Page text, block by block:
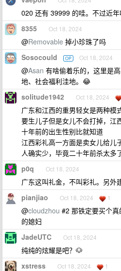
020 还有 39999 的哇。不过近
8355 Oct 18, 2024
@Removable 掉小珍珠了吗
Sosocould OP Oct 18, 2024
@Asan 有啥偷着乐的，这里是
地、社会福利洼地。😂
solitude1942 Oct 18, 2024
广东和江西的重男轻女是两种模
要生儿子但是女儿不会打掉，江
十年前的出生性别比就知道
江西彩礼高一方面是卖女儿给儿
人确实少，毕竟二十年前杀太多
p0q Oct 18, 2024
广东这叫礼金，不叫彩礼。另外
pianjiao Oct 18, 2024 1
@cloudzhou #2 那铁定要买个
的媳妇
JadeUTC Oct 18, 2024
纯纯的炫耀是吧？🐶
xstress Oct 18, 2024 1